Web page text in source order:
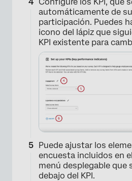
automáticamente de
participación. Puedes
icono del lápiz que
KPI existente para
Puede ajustar los
encuesta incluidos en
menú desplegable que
debajo del KPI.